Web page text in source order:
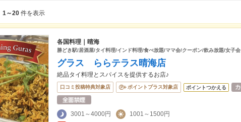
1～20 件を表示
各国料理｜晴海
勝どき駅/居酒屋/タイ料理/インド料理/食べ放題/ママ会/クーポン/飲み放題/女子会
グラス ららテラス晴海店
絶品タイ料理とスパイスを提供するお店♪
口コミ投稿特典対象店 ポイントプラス対象店 ポイントつかえる
3001～4000円
1001～1500円